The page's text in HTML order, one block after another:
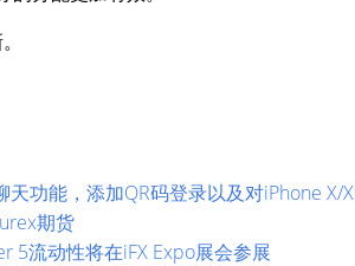
功能，添加QR码登录以及对iPhone X/
期货
5流动性将在iFX Expo展会参展